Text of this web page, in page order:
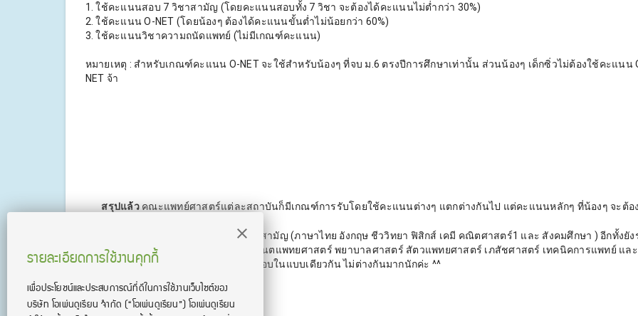
1. ใช้คะแนนสอบ 7 วิชาสามัญ (โดยคะแนนสอบทั้ง 7 วิชา จะต้องได้คะแนนไม่ต่ำกว่า 30%)
2. ใช้คะแนน O-NET (โดยน้องๆ ต้องได้คะแนนขั้นต่ำไม่น้อยกว่า 60%)
3. ใช้คะแนนวิชาความถนัดแพทย์ (ไม่มีเกณฑ์คะแนน)
หมายเหตุ : สำหรับเกณฑ์คะแนน O-NET จะใช้สำหรับน้องๆ ที่จบ ม.6 ตรงปีการศึกษาเท่านั้น ส่วนน้องๆ เด็กซิ่วไม่ต้องใช้คะแนน
NET จ้า
สรุปแล้วคณะแพทย์ศาสตร์แต่ละสถาบันก็มีเกณฑ์การรับโดยใช้คะแนนต่างๆ แตกต่างกันไป แต่คะแนนหลักๆ ที่น้องๆ จะต้อ
GAT PAT (GAT,PAT1,PAT2) และ 7 วิชาสามัญ (ภาษาไทย อังกฤษ ชีววิทยา ฟิสิกส์ เคมี คณิตศาสตร์1 และ สังคมศึกษา ) อีกทั้งยัง
ไปถึงคณะสายการแพทย์ต่างๆ ไม่ว่าจะ ทันตแพทยศาสตร์ พยาบาลศาสตร์ สัตวแพทยศาสตร์ เภสัชศาสตร์ เทคนิคการแพทย์ และ
สาธารณสุขศาสตร์ ก็จะใช้คะแนนการสอบในแบบเดียวกัน ไม่ต่างกันมากนักค่ะ ^^
รายละเอียดการใช้งานคุกกี้
เพื่อประโยชน์และประสบการณ์ที่ดีในการใช้งานเว็บไซต์ของ
บริษัท โอเพ่นดูเรียน จํากัด (“โอเพ่นดูเรียน”)โอเพ่นดูเรียน